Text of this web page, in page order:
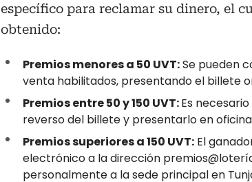
específico para reclamar su dinero, el
obtenido:
Premios menores a 50 UVT:Se pueden
venta habilitados, presentando el billete
Premios entre 50 y 150 UVT:Es
reverso del billete y presentarlo en
Premios superiores a 150 UVT: El
electrónico a la dirección
personalmente a la sede principal en